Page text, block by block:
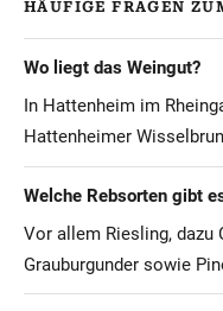
HÄUFIGE FRAGEN
Wo liegt das Weingut?
In Hattenheim im
Hattenheimer
Welche Rebsorten gibt
Vor allem Riesling, dazu
Grauburgunder sowie